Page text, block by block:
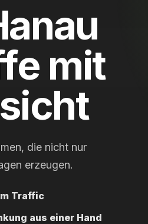
mit
die nicht nur
erzeugen.
Traffic
aus einer Hand